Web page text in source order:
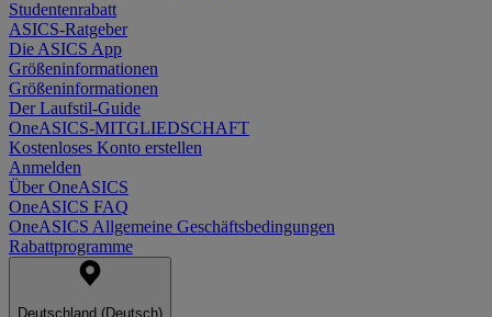
Studentenrabatt
ASICS-Ratgeber
Die ASICS App
Größeninformationen
Größeninformationen
Der Laufstil-Guide
OneASICS-MITGLIEDSCHAFT
Kostenloses Konto erstellen
Anmelden
Über OneASICS
OneASICS FAQ
OneASICS Allgemeine Geschäftsbedingungen
Rabattprogramme
Deutschland (Deutsch)